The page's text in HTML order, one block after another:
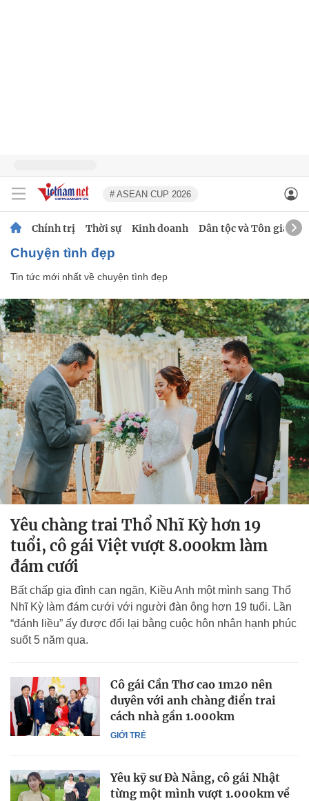
# ASEAN CUP 2026
Chính trị Thời sự Kinh doanh Dân tộc và Tôn giáo
chuyện tình đẹp
Tin tức mới nhất về chuyện tình đẹp
Yêu chàng trai Thổ Nhĩ Kỳ hơn 19
tuổi, cô gái Việt vượt 8.000km làm
đám cưới
Bất chấp gia đình can ngăn, Kiều Anh một mình sang Thổ
Nhĩ Kỳ làm đám cưới với người đàn ông hơn 19 tuổi. Lần
“đánh liều” ấy được đổi lại bằng cuộc hôn nhân hạnh phúc
suốt 5 năm qua.
GIỚI TRẺ
Cô gái Cần Thơ cao 1m20 nên
duyên với anh chàng điển trai
cách nhà gần 1.000km
Yêu kỹ sư Đà Nẵng, cô gái Nhật
từng một mình vượt 1.000km về